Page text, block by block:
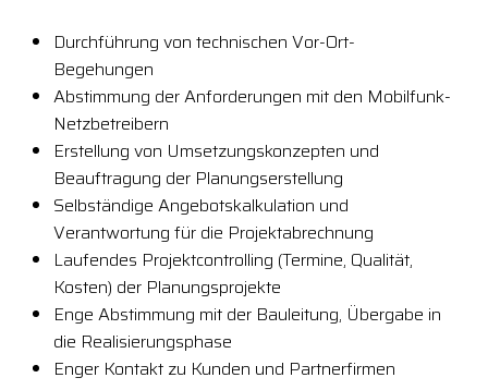
Durchführung von technischen Vor-Ort-
Begehungen
Abstimmung der Anforderungen mit den Mobilfunk-
Netzbetreibern
Erstellung von Umsetzungskonzepten und
Beauftragung der Planungserstellung
Selbständige Angebotskalkulation und
Verantwortung für die Projektabrechnung
Laufendes Projektcontrolling (Termine, Qualität,
Kosten) der Planungsprojekte
Enge Abstimmung mit der Bauleitung, Übergabe in
die Realisierungsphase
Enger Kontakt zu Kunden und Partnerfirmen